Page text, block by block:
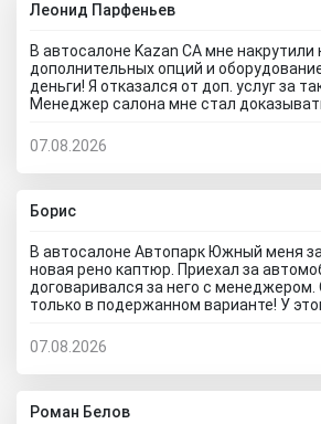
Леонид Парфеньев
В автосалоне Kazan CA мне накрутили
дополнительных опций и
деньги! Я отказался от доп. услуг за
Менеджер салона мне стал
происходит?! Отчего это невозможно?
кидалово! Оставил салон без
хотел его приобретать с допами за
вам не советую!
07.08.2026
Борис
В автосалоне Автопарк Южный меня
новая рено каптюр. Приехал за
договаривался за него с менеджером.
только в подержанном варианте! У
советовал бы вам приезжать в этот
Гражданскую 1Д в Ставрополь, потому
обман! Они только на сайте большой
шикарными ценами, на деле мелкая
покупателей.
07.08.2026
Роман Белов